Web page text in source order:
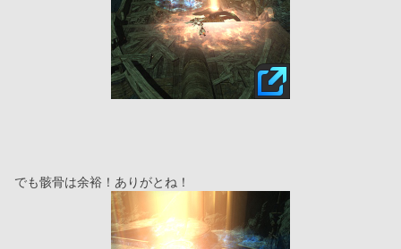
でも骸骨は余裕！ありがとね！